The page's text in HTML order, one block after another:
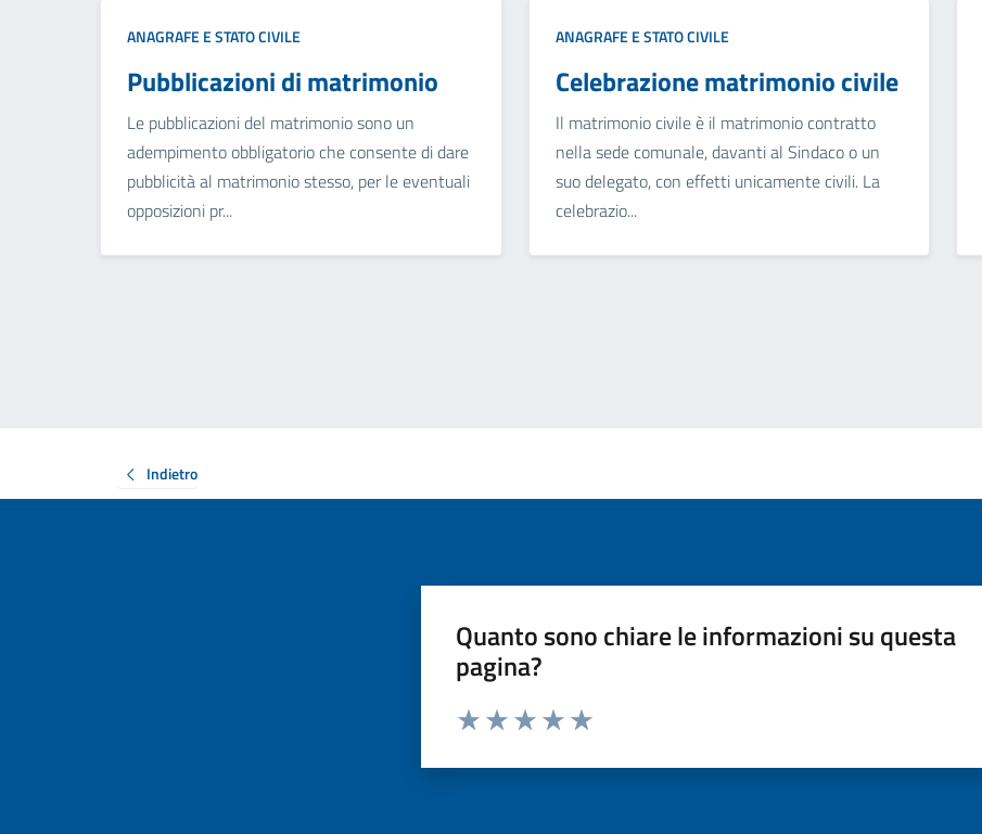
ANAGRAFE E STATO CIVILE
Pubblicazioni di matrimonio
Le pubblicazioni del matrimonio sono un
adempimento obbligatorio che consente di dare
pubblicità al matrimonio stesso, per le eventuali
opposizioni pr...
ANAGRAFE E STATO CIVILE
Celebrazione matrimonio civile
Il matrimonio civile è il matrimonio contratto
nella sede comunale, davanti al Sindaco o un
suo delegato, con effetti unicamente civili. La
celebrazio...
Indietro
Quanto sono chiare le informazioni su questa
pagina?
Valuta da 1 a 5 stelle la pagina